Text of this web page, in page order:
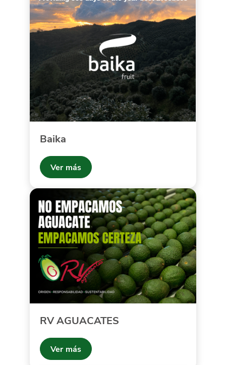
Baika
Ver más
RV AGUACATES
Ver más